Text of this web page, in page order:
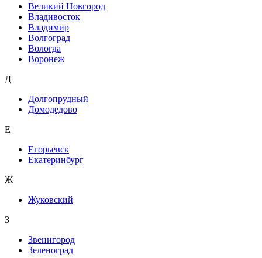
Великий Новгород
Владивосток
Владимир
Волгоград
Вологда
Воронеж
Д
Долгопрудный
Домодедово
Е
Егорьевск
Екатеринбург
Ж
Жуковский
З
Звенигород
Зеленоград